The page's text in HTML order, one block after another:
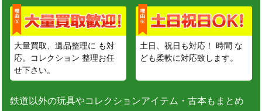
大量買取、遺品整理に も対
応。コレクション 整理お任
せ下さい。
土日、祝日も対応！ 時間 な
ども柔軟に対応致します。
鉄道以外の玩具やコレクションアイテム・古本もまとめ